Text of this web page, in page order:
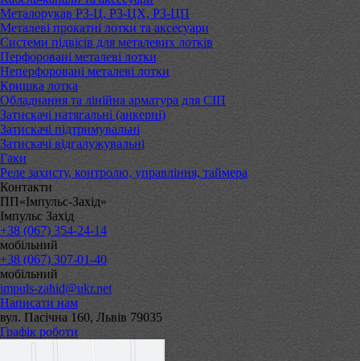
Металорукав РЗ-Ц, РЗ-ЦХ, РЗ-ЦП
Металеві прокатні лотки та аксесуари
Системи підвісів для металевих лотків
Перфоровані металеві лотки
Неперфоровані металеві лотки
Кришка лотка
Обладнання та лінійна арматура для СІП
Затискачі натягальні (анкерні)
Затискачі підтримувальні
Затискачі відгалужувальні
Гаки
Реле захисту, контролю, управління, таймера
Контакти
ПП«Імпульс-Захід»
Імпульс Захід
+38 (067) 354-24-14
мобільний
+38 (067) 307-01-40
мобільний
impuls-zahid@ukr.net
Написати нам
вул. Пасічна 160, Львів 79035
Графік роботи